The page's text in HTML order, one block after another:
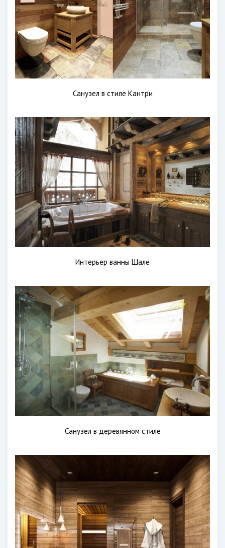
Санузел в стиле Кантри
Интерьер ванны Шале
Санузел в деревянном стиле